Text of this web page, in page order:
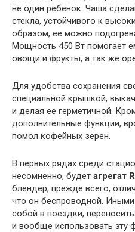
не один ребенок. Чаша
стекла, устойчивого к
образом, ее можно
Мощность 450 Вт помогает
овощи и фрукты, а так же
Для удобства сохранения
специальной крышкой,
и делая ее герметичной.
дополнительные функции,
помол кофейных зерен.
В первых рядах среди
несомненно, будет агрегат
блендер, прежде всего,
что он беспроводной.
собой в поездки,
и вообще использовать эту